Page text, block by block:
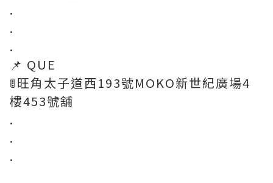
.
.
.
📌 QUE
🚦旺角太子道西193號MOKO新世紀廣場4
樓453號舖
.
.
.